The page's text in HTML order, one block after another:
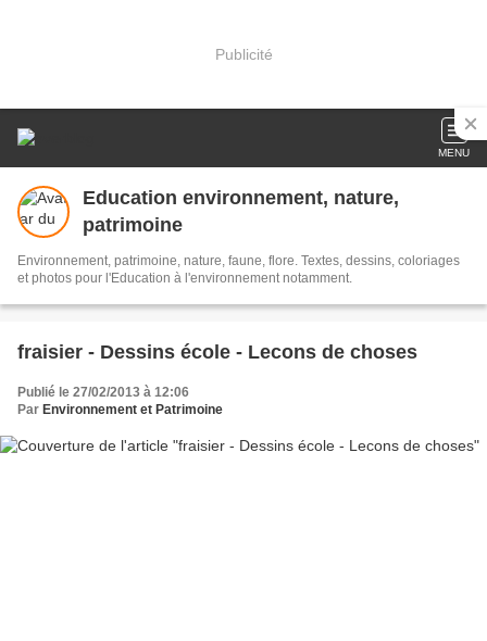
Publicité
MENU
Education environnement, nature,
patrimoine
Environnement, patrimoine, nature, faune, flore. Textes, dessins, coloriages
et photos pour l'Education à l'environnement notamment.
fraisier - Dessins école - Lecons de choses
Publié le 27/02/2013 à 12:06
Par Environnement et Patrimoine